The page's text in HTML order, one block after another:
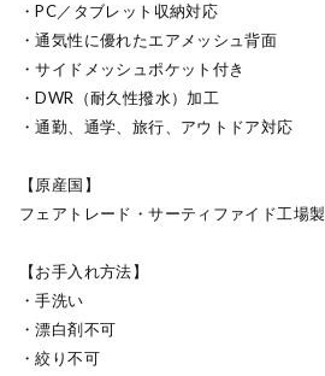
・PC／タブレット収納対応
・通気性に優れたエアメッシュ背面
・サイドメッシュポケット付き
・DWR（耐久性撥水）加工
・通勤、通学、旅行、アウトドア対応
【原産国】
フェアトレード・サーティファイド工場製
【お手入れ方法】
・手洗い
・漂白剤不可
・絞り不可